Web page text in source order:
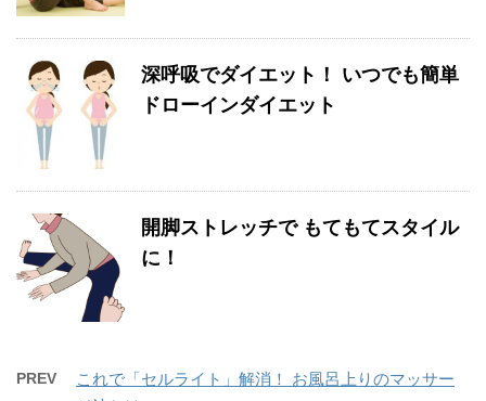
深呼吸でダイエット！ いつでも簡単
ドローインダイエット
開脚ストレッチで もてもてスタイル
に！
PREV
これで「セルライト」解消！ お風呂上りのマッサー